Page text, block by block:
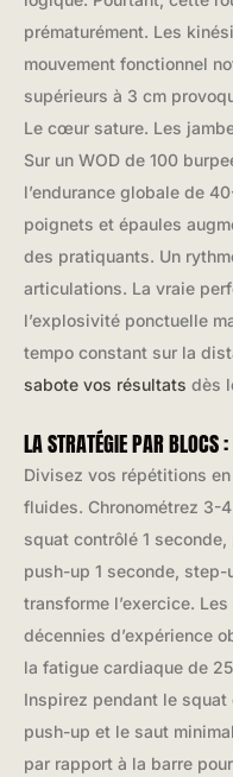
prématurément. Les
mouvement fonctionnel
supérieurs à 3 cm
Le cœur sature. Les
Sur un WOD de 100
l’endurance globale de
poignets et épaules
des pratiquants. Un
articulations. La vraie
l’explosivité ponctuelle
tempo constant sur la
sabote vos résultats dès
LA STRATÉGIE PAR BLOCS
Divisez vos répétitions
fluides. Chronométrez 3-
squat contrôlé 1
push-up 1 seconde,
transforme l’exercice.
décennies d’expérience
la fatigue cardiaque de
Inspirez pendant le
push-up et le saut
par rapport à la barre